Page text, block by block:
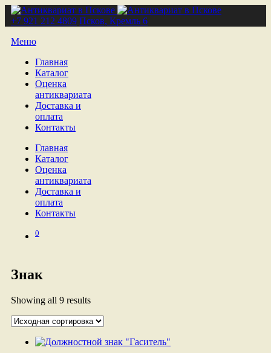
+7 921 212 4809 Псков, Кремль 6
Меню
Главная
Каталог
Оценка
антиквариата
Доставка и
оплата
Контакты
Главная
Каталог
Оценка
антиквариата
Доставка и
оплата
Контакты
0
Знак
Showing all 9 results